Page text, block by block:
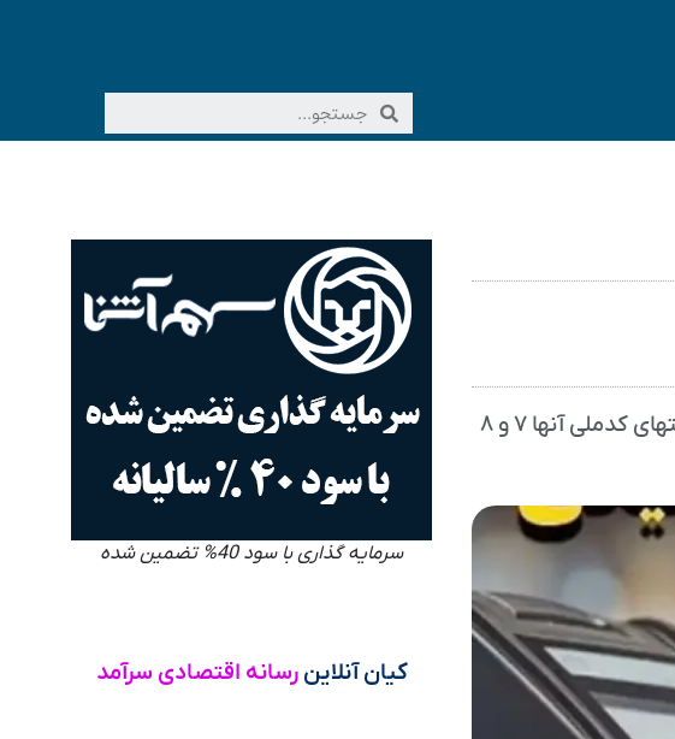
کالابرگ مددجویان تحت پوشش نهادهای حمایتی، نیروهای مسلح و سرپرستان خانوارهایی که رقم انتهای کدملی‌ آنها ۷ و ۸
سرمایه گذاری با سود 40% تضمین شده
کیان آنلاین رسانه اقتصادی سرآمد